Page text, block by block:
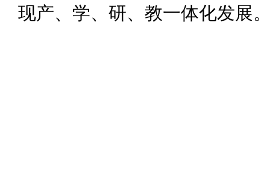
现产、学、研、教一体化发展